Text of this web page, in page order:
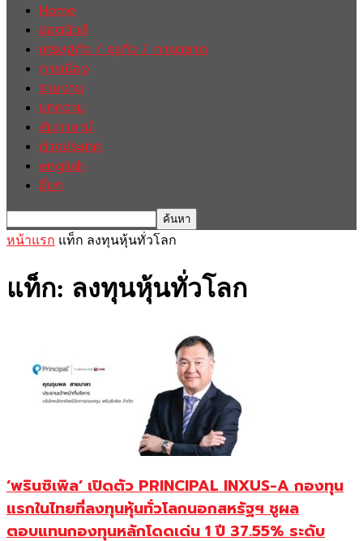
Home
ฮอตนิวส์
เศรษฐกิจ / ธุรกิจ / การตลาด
การเมือง
รายงาน
บทความ
สัมภาษณ์
ต่างประเทศ
english
อื่นๆ
หน้าแรก แท็ก ลงทุนหุ้นทั่วโลก
แท็ก: ลงทุนหุ้นทั่วโลก
‘พรินซิเพิล’ เปิดตัว PRINCIPAL INXUS-A กองทุน
แรกในไทยที่ลงทุนหุ้นทั่วโลกนอกสหรัฐฯ ชูผล
ตอบแทนกองทุนหลักโดดเด่น 1 ปี 37.55% ระดับ